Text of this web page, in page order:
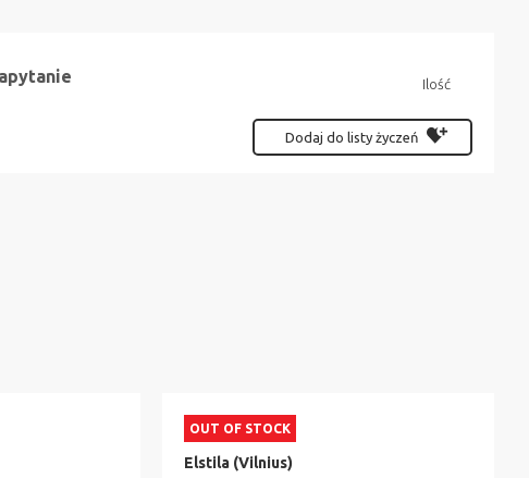
Ilość
Dodaj do listy życzeń
OUT OF STOCK
Elstila (Vilnius)